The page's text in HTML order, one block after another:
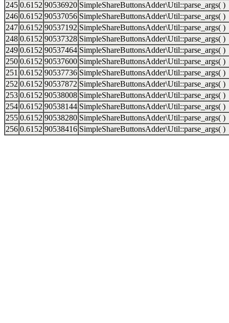
245 0.6152 90536920 SimpleShareButtonsAdder\Util::parse_args( )
246 0.6152 90537056 SimpleShareButtonsAdder\Util::parse_args( )
247 0.6152 90537192 SimpleShareButtonsAdder\Util::parse_args( )
248 0.6152 90537328 SimpleShareButtonsAdder\Util::parse_args( )
249 0.6152 90537464 SimpleShareButtonsAdder\Util::parse_args( )
250 0.6152 90537600 SimpleShareButtonsAdder\Util::parse_args( )
251 0.6152 90537736 SimpleShareButtonsAdder\Util::parse_args( )
252 0.6152 90537872 SimpleShareButtonsAdder\Util::parse_args( )
253 0.6152 90538008 SimpleShareButtonsAdder\Util::parse_args( )
254 0.6152 90538144 SimpleShareButtonsAdder\Util::parse_args( )
255 0.6152 90538280 SimpleShareButtonsAdder\Util::parse_args( )
256 0.6152 90538416 SimpleShareButtonsAdder\Util::parse_args( )